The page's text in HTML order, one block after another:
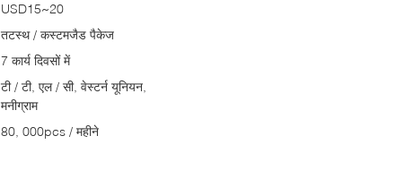
USD15~20
तटस्थ / कस्टमजैड पैकेज
7 कार्य दिवसों में
टी / टी, एल / सी, वेस्टर्न यूनियन,
मनीग्राम
80, 000pcs / महीने